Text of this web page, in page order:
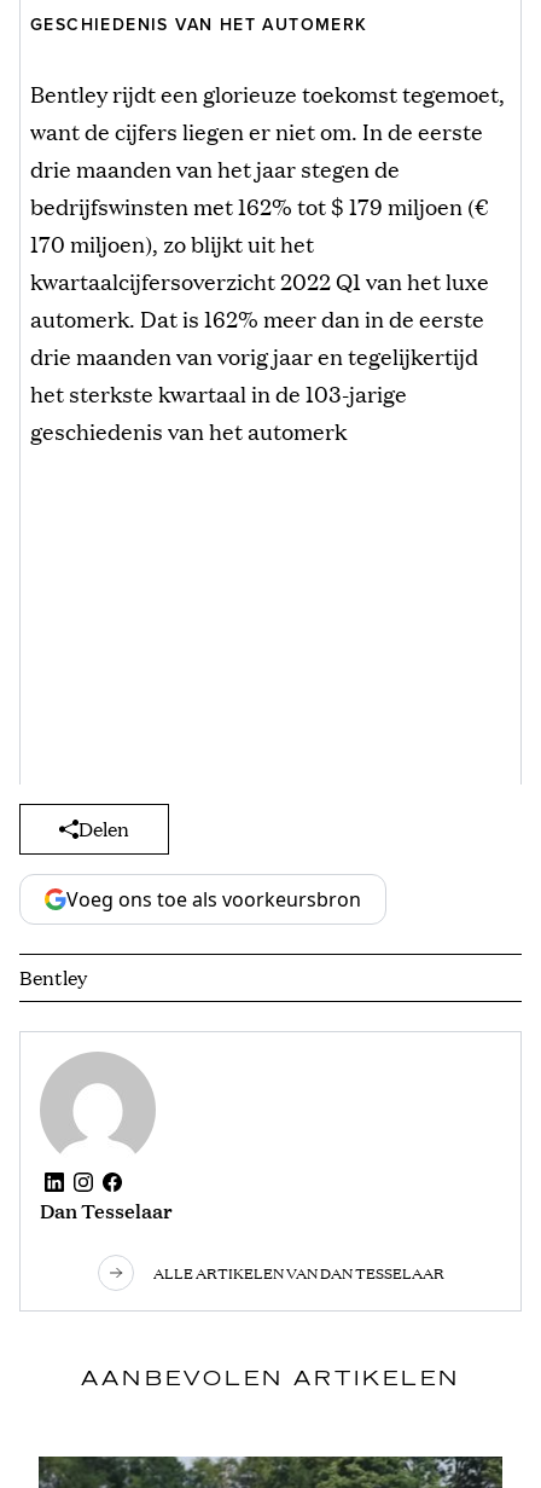
GESCHIEDENIS VAN HET AUTOMERK
Bentley rijdt een glorieuze toekomst tegemoet,
want de cijfers liegen er niet om. In de eerste
drie maanden van het jaar stegen de
bedrijfswinsten met 162% tot $ 179 miljoen (€
170 miljoen), zo blijkt uit het
kwartaalcijfersoverzicht 2022 Q1 van het luxe
automerk. Dat is 162% meer dan in de eerste
drie maanden van vorig jaar en tegelijkertijd
het sterkste kwartaal in de 103-jarige
geschiedenis van het automerk
Delen
Voeg ons toe als voorkeursbron
Bentley
Dan Tesselaar
ALLE ARTIKELEN VAN DAN TESSELAAR
AANBEVOLEN ARTIKELEN